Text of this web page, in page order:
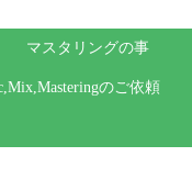
マスタリングの事
のご依頼